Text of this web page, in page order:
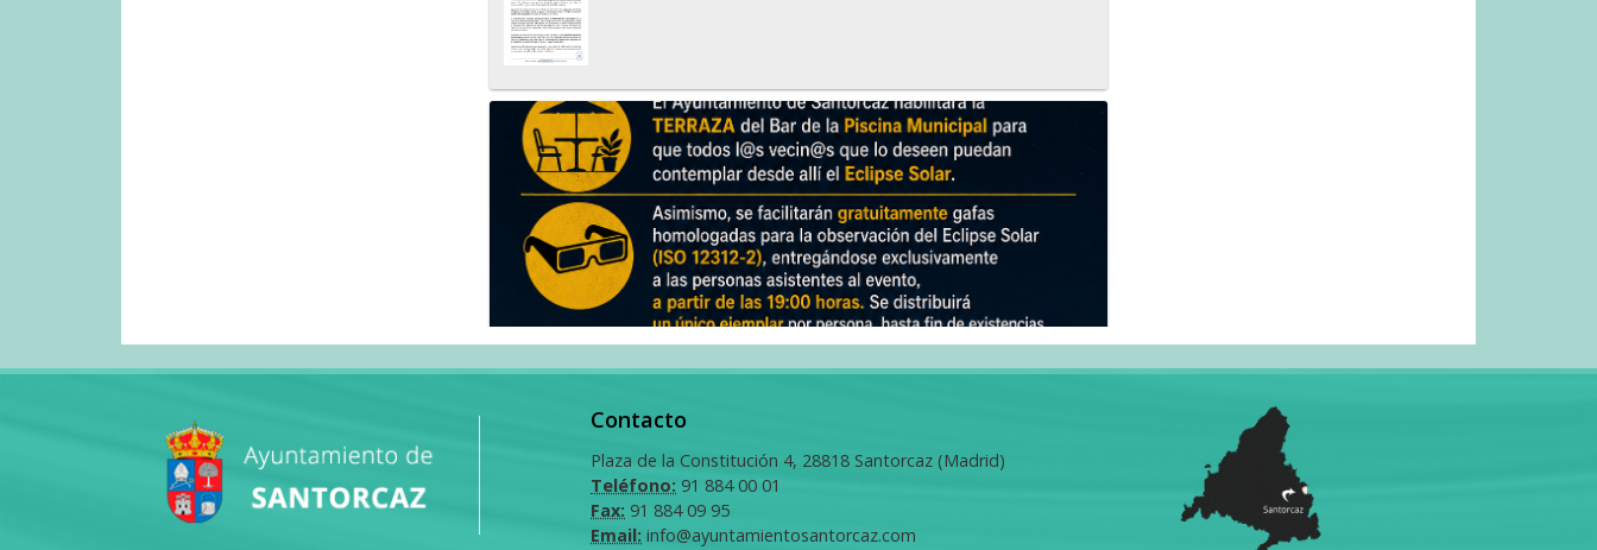
Contacto
Plaza de la Constitución 4, 28818 Santorcaz (Madrid)
Teléfono: 91 884 00 01
Fax: 91 884 09 95
Email: info@ayuntamientosantorcaz.com